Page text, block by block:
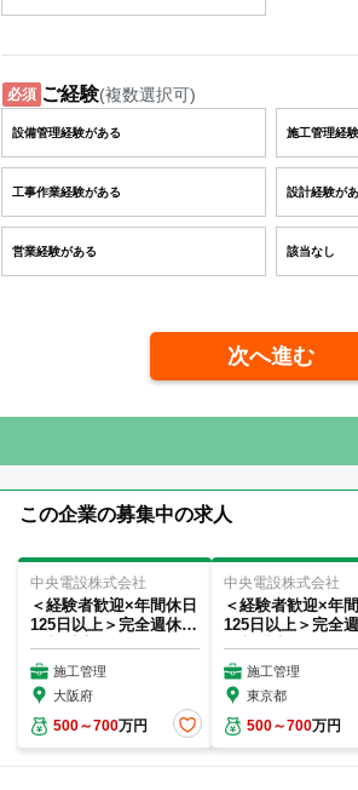
必須 ご経験(複数選択可)
設備管理経験がある 施工管理経
工事作業経験がある 設計経験が
営業経験がある 該当なし
次へ進む
この企業の募集中の求人
中央電設株式会社
＜経験者歓迎×年間休日
125日以上＞完全週休2
日制/賞与年3...
施工管理
大阪府
500～700万円
中央電設株式会社
＜経験者歓迎×年
125日以上＞完全
日制/賞与年3...
施工管理
東京都
500～700万円